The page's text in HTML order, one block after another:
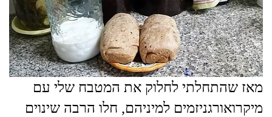
מאז שהתחלתי לחלוק את המטבח שלי עם
מיקרואורגניזמים למיניהם, חלו הרבה שינוים